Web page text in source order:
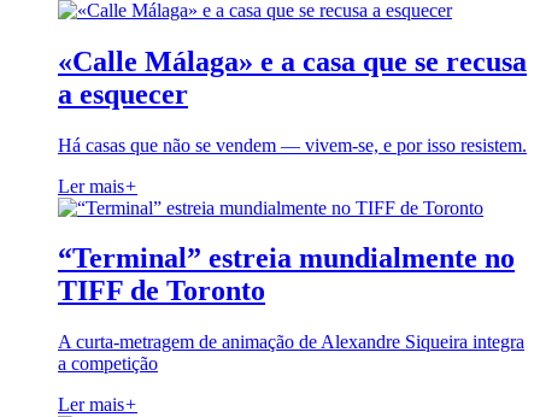
«Calle Málaga» e a casa que se recusa
a esquecer
Há casas que não se vendem — vivem-se, e por isso resistem.
Ler mais+
“Terminal” estreia mundialmente no
TIFF de Toronto
A curta-metragem de animação de Alexandre Siqueira integra
a competição
Ler mais+